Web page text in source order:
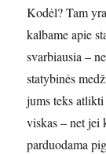
Kodėl? Tam
kalbame apie
svarbiausia –
statybinės
jums teks
viskas – net jei
parduodama